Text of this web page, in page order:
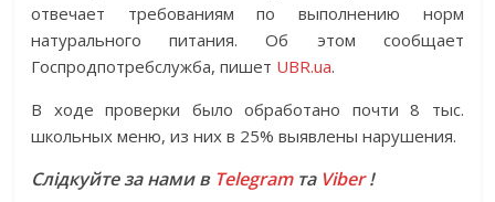
отвечает требованиям по выполнению норм
натурального питания. Об этом сообщает
Госпродпотребслужба, пишет UBR.ua.
В ходе проверки было обработано почти 8 тыс.
школьных меню, из них в 25% выявлены нарушения.
Слідкуйте за нами в Telegramта Viber!